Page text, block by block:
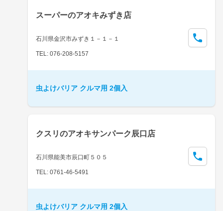
スーパーのアオキみずき店
石川県金沢市みずき１－１－１
TEL: 076-208-5157
虫よけバリア クルマ用 2個入
クスリのアオキサンパーク辰口店
石川県能美市辰口町５０５
TEL: 0761-46-5491
虫よけバリア クルマ用 2個入